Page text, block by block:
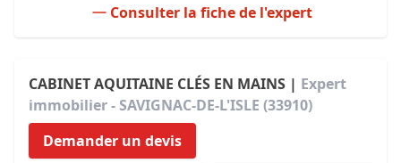
Consulter la fiche de l'expert
CABINET AQUITAINE CLÉS EN MAINS | Expert
immobilier - SAVIGNAC-DE-L'ISLE (33910)
Demander un devis